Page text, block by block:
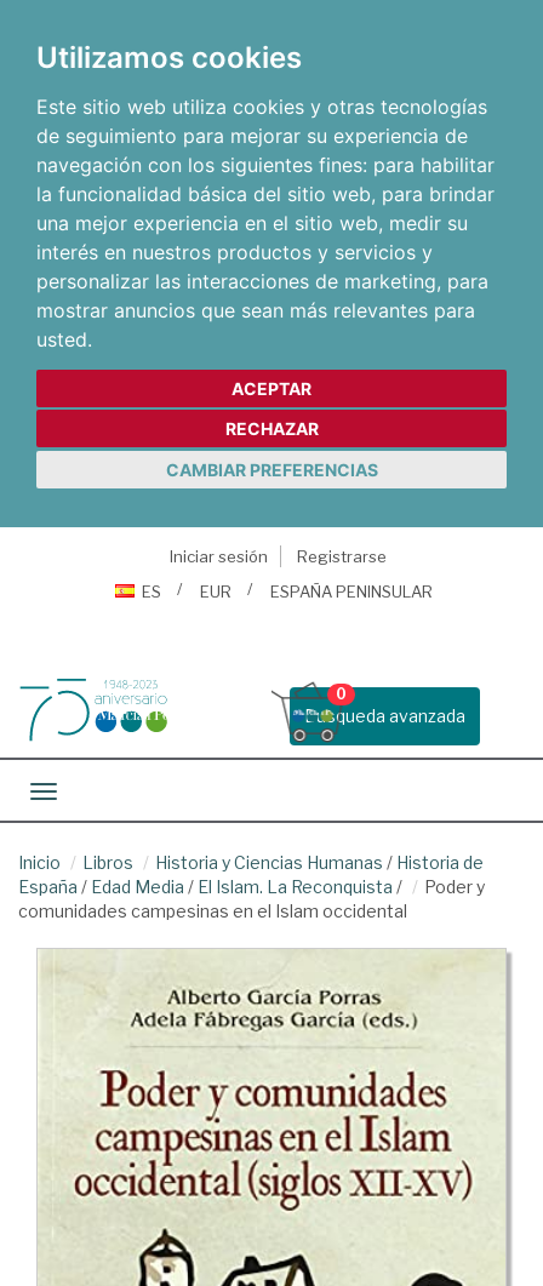
Utilizamos cookies
Este sitio web utiliza cookies y otras tecnologías
de seguimiento para mejorar su experiencia de
navegación con los siguientes fines: para habilitar
la funcionalidad básica del sitio web, para brindar
una mejor experiencia en el sitio web, medir su
interés en nuestros productos y servicios y
personalizar las interacciones de marketing, para
mostrar anuncios que sean más relevantes para
usted.
ACEPTAR
RECHAZAR
CAMBIAR PREFERENCIAS
Iniciar sesión
Registrarse
ES
EUR ESPAÑA PENINSULAR
Busqueda avanzada
0
Toggle navigation
Inicio Libros Historia y Ciencias Humanas / Historia de
España / Edad Media / El Islam. La Reconquista /
Poder y
comunidades campesinas en el Islam occidental